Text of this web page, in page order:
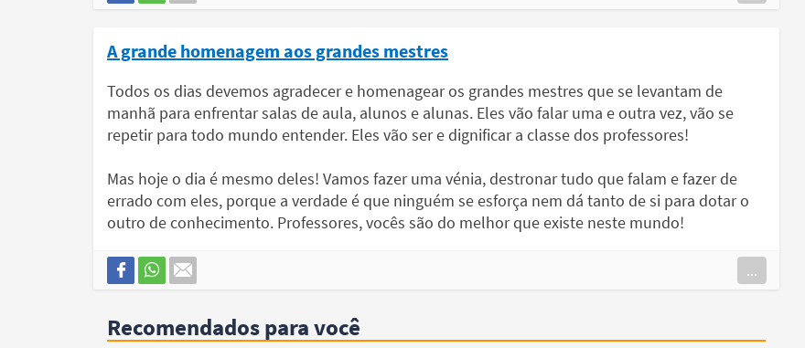
A grande homenagem aos grandes mestres
Todos os dias devemos agradecer e homenagear os grandes mestres que se levantam de
manhã para enfrentar salas de aula, alunos e alunas. Eles vão falar uma e outra vez, vão se
repetir para todo mundo entender. Eles vão ser e dignificar a classe dos professores!
Mas hoje o dia é mesmo deles! Vamos fazer uma vénia, destronar tudo que falam e fazer de
errado com eles, porque a verdade é que ninguém se esforça nem dá tanto de si para dotar o
outro de conhecimento. Professores, vocês são do melhor que existe neste mundo!
...
Recomendados para você